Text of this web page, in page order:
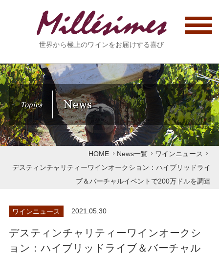
世界から極上のワインをお届けする喜び
Topics News
HOME News一覧
ワインニュース
デスティンチャリティーワインオークション：ハイブリッドライ
ブ＆バーチャルイベントで200万ドルを調達
ワインニュース 2021.05.30
デスティンチャリティーワインオークシ
ョン：ハイブリッドライブ＆バーチャル